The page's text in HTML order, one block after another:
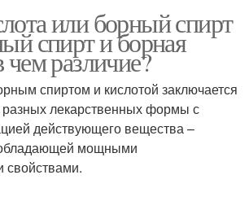
или борный спирт
спирт и борная
чем различие?
спиртом и кислотой заключается
разных лекарственных формы с
действующего вещества –
мощными
свойствами.